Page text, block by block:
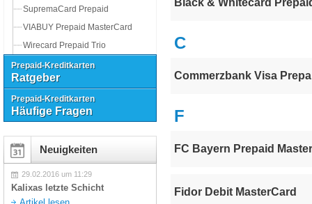
Black & Whitecard
C
Commerzbank Visa
F
FC Bayern Prepaid
Fidor Debit MasterCard
SupremaCard Prepaid
VIABUY Prepaid MasterCard
Wirecard Prepaid Trio
Prepaid-Kreditkarten
Ratgeber
Prepaid-Kreditkarten
Häufige Fragen
Neuigkeiten
29.02.2016 um 11:29
Kalixas letzte Schicht